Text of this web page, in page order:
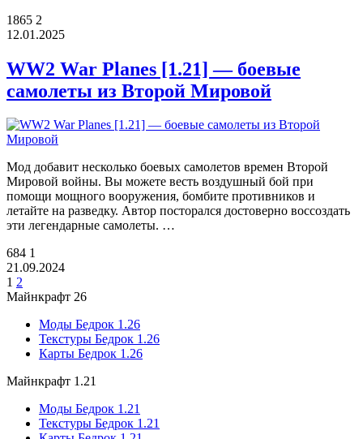
1865 2
12.01.2025
WW2 War Planes [1.21] — боевые
самолеты из Второй Мировой
Мод добавит несколько боевых самолетов времен Второй
Мировой войны. Вы можете весть воздушный бой при
помощи мощного вооружения, бомбите противников и
летайте на разведку. Автор посторался достоверно воссоздать
эти легендарные самолеты. …
684 1
21.09.2024
1 2
Майнкрафт 26
Моды Бедрок 1.26
Текстуры Бедрок 1.26
Карты Бедрок 1.26
Майнкрафт 1.21
Моды Бедрок 1.21
Текстуры Бедрок 1.21